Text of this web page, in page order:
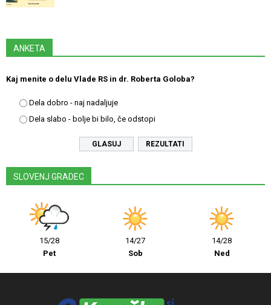
ANKETA
Kaj menite o delu Vlade RS in dr. Roberta Goloba?
Dela dobro - naj nadaljuje
Dela slabo - bolje bi bilo, če odstopi
REZULTATI
SLOVENJ GRADEC
15/28
Pet
14/27
Sob
14/28
Ned